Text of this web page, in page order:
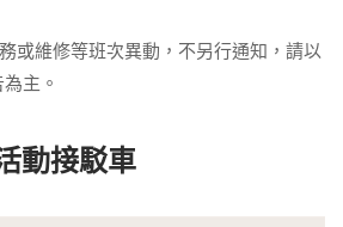
或維修等班次異動，不另行通知，請以
主。
動接駁車